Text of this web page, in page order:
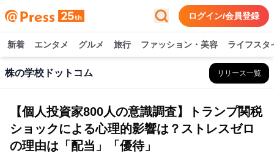
ログイン/会員登録
新着 エンタメ グルメ 旅行 ファッション・美容 ライフスタ
株の学校ドットコム リリース一覧
【個人投資家800人の意識調査】トランプ関税
ショックによる心理的影響は？ストレスゼロ
の理由は「配当」「優待」